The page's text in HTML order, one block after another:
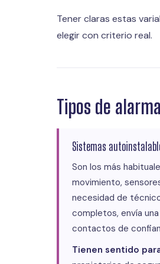
Tener claras estas
elegir con criterio real.
Tipos de
Sistemas
Son los más
movimiento,
necesidad de
completos, envía
contactos de
Tienen sentido